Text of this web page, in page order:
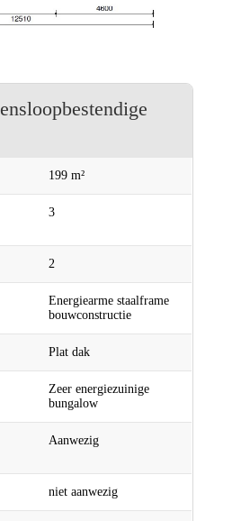
199 m²
3
2
Energiearme staalframe
bouwconstructie
Plat dak
Zeer energiezuinige
bungalow
Aanwezig
niet aanwezig